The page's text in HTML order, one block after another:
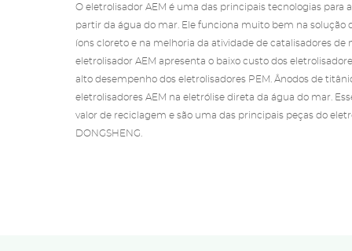
O eletrolisador AEM é uma das principais tecnologias para
partir da água do mar. Ele funciona muito bem na solução
íons cloreto e na melhoria da atividade de catalisadores de
eletrolisador AEM apresenta o baixo custo dos
alto desempenho dos eletrolisadores PEM. Ânodos de
eletrolisadores AEM na eletrólise direta da água do mar.
valor de reciclagem e são uma das principais peças do
DONGSHENG.